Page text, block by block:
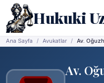
Hukuki
Ana Sayfa Avukatlar Av.
Av.